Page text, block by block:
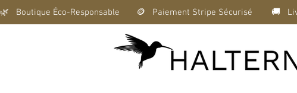
🌿   Boutique Éco-Responsable       🪙   Paiement Stripe Sécurisé        🚚